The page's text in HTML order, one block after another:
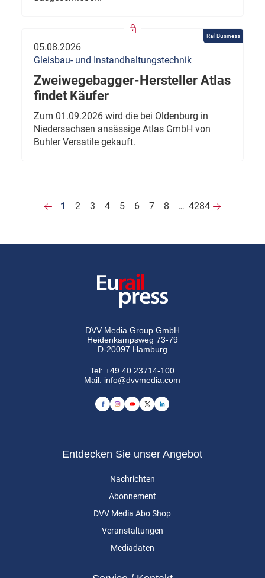
Rail Business
05.08.2026
Gleisbau- und Instandhaltungstechnik
Zweiwegebagger-Hersteller Atlas
findet Käufer
Zum 01.09.2026 wird die bei Oldenburg in
Niedersachsen ansässige Atlas GmbH von
Buhler Versatile gekauft.
1 2 3 4 5 6 7 8 … 4284
DVV Media Group GmbH
Heidenkampsweg 73-79
D-20097 Hamburg
Tel:+49 40 23714-100
Mail: info@dvvmedia.com
Entdecken Sie unser Angebot
Nachrichten
Abonnement
DVV Media Abo Shop
Veranstaltungen
Mediadaten